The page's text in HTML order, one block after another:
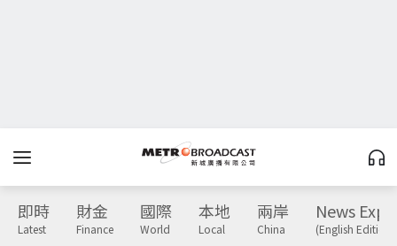
即時
Latest
財金
Finance
國際
World
本地
Local
兩岸
China
News
(English Edition)